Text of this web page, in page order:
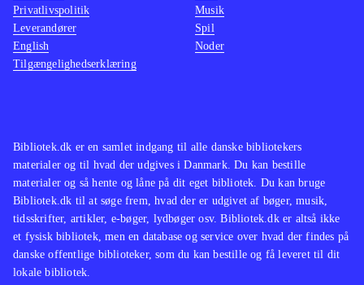
Bibliotek.dk er en samlet indgang til alle danske bibliotekers
materialer og til hvad der udgives i Danmark. Du kan bestille
materialer og så hente og låne på dit eget bibliotek. Du kan bruge
Bibliotek.dk til at søge frem, hvad der er udgivet af bøger, musik,
tidsskrifter, artikler, e-bøger, lydbøger osv. Bibliotek.dk er altså ikke
et fysisk bibliotek, men en database og service over hvad der findes på
danske offentlige biblioteker, som du kan bestille og få leveret til dit
lokale bibliotek.
Privatlivspolitik
Leverandører
English
Tilgængelighedserklæring
Musik
Spil
Noder